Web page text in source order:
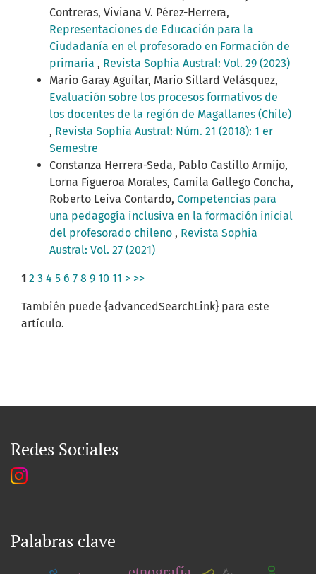
Contreras, Viviana V. Pérez-Herrera,
Representaciones de Educación para la
Ciudadanía en el profesorado en Formación de
primaria , Revista Sophia Austral: Vol. 29 (2023)
Mario Garay Aguilar, Mario Sillard Velásquez,
Evaluación sobre los procesos formativos de
los docentes de la región de Magallanes (Chile)
, Revista Sophia Austral: Núm. 21 (2018): 1 er
Semestre
Constanza Herrera-Seda, Pablo Castillo Armijo,
Lorna Figueroa Morales, Camila Gallego Concha,
Roberto Leiva Contardo, Competencias para
una pedagogía inclusiva en la formación inicial
del profesorado chileno , Revista Sophia
Austral: Vol. 27 (2021)
1 2 3 4 5 6 7 8 9 10 11 > >>
También puede {advancedSearchLink} para este
artículo.
Redes Sociales
Palabras clave